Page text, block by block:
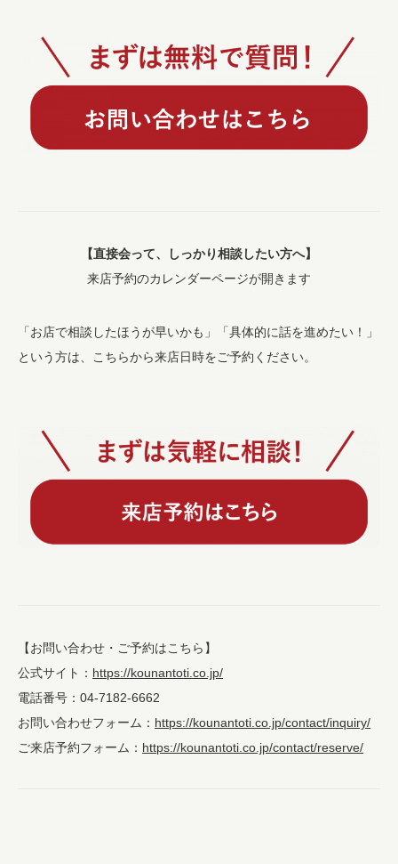
【直接会って、しっかり相談したい方へ】
来店予約のカレンダーページが開きます
「お店で相談したほうが早いかも」「具体的に話を進めたい！」
という方は、こちらから来店日時をご予約ください。
【お問い合わせ・ご予約はこちら】
公式サイト： https://kounantoti.co.jp/
電話番号：04-7182-6662
お問い合わせフォーム： https://kounantoti.co.jp/contact/inquiry/
ご来店予約フォーム： https://kounantoti.co.jp/contact/reserve/